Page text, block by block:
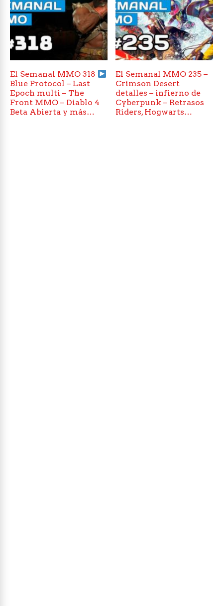
El Semanal MMO 318
Blue Protocol – Last
Epoch multi – The
Front MMO – Diablo 4
Beta Abierta y más…
El Semanal MMO 235 –
Crimson Desert
detalles – infierno de
Cyberpunk – Retrasos
Riders, Hogwarts…